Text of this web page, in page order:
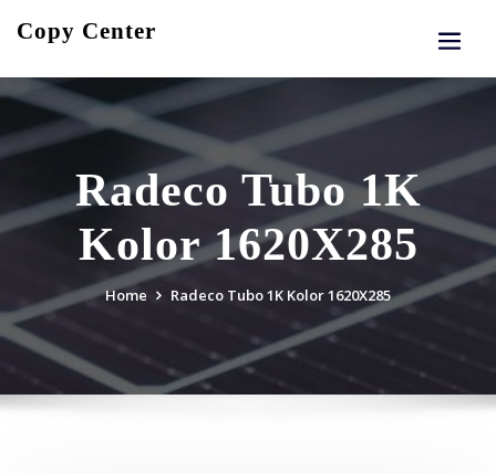
Copy Center
Radeco Tubo 1K
Kolor 1620X285
Home Radeco Tubo 1K Kolor 1620X285